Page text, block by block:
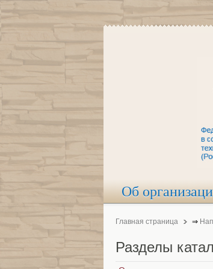
Об
Главная страница ⇒
Разделы